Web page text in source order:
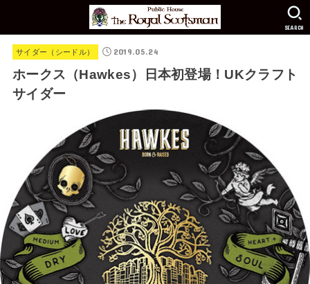
SEARCH
サイダー（シードル） 2019.05.24
ホークス（Hawkes）日本初登場！UKクラフト
サイダー